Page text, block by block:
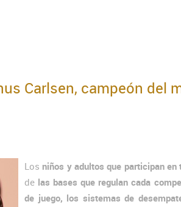
Carlsen, campeón del
Los niños y adultos que participan en
de las bases que regulan cada
de juego, los sistemas de